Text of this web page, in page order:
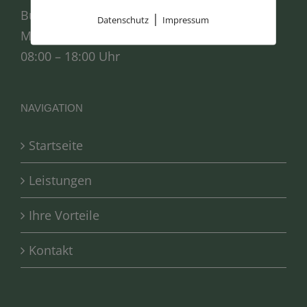
Bürozeiten:
Mo. – Fr.:
08:00 – 18:00 Uhr
NAVIGATION
Startseite
Leistungen
Ihre Vorteile
Kontakt
Datenschutz | Impressum